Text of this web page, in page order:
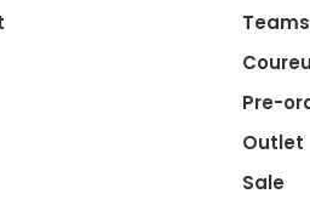
Teams
Pre-
Outlet
Sale